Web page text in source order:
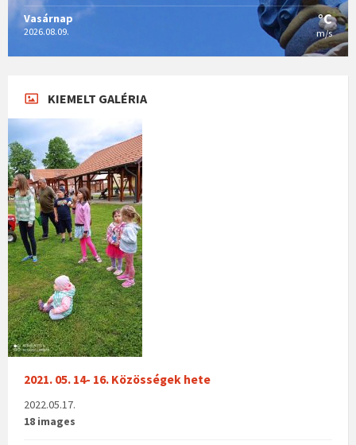
Vasárnap
2026.08.09.
°C
m/s
KIEMELT GALÉRIA
2021. 05. 14- 16. Közösségek hete
2022.05.17.
18 images